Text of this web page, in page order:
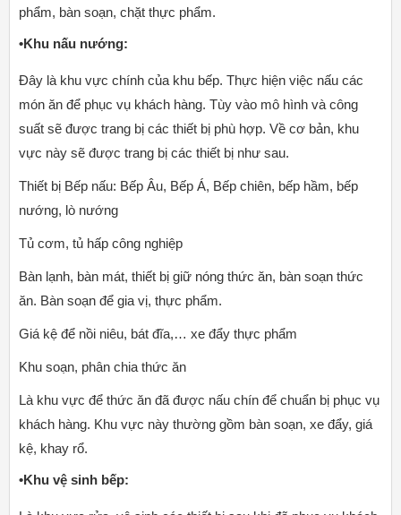
phẩm, bàn soạn, chặt thực phẩm.
•Khu nấu nướng:
Đây là khu vực chính của khu bếp. Thực hiện việc nấu các
món ăn để phục vụ khách hàng. Tùy vào mô hình và công
suất sẽ được trang bị các thiết bị phù hợp. Về cơ bản, khu
vực này sẽ được trang bị các thiết bị như sau.
Thiết bị Bếp nấu: Bếp Âu, Bếp Á, Bếp chiên, bếp hầm, bếp
nướng, lò nướng
Tủ cơm, tủ hấp công nghiệp
Bàn lạnh, bàn mát, thiết bị giữ nóng thức ăn, bàn soạn thức
ăn. Bàn soạn để gia vị, thực phẩm.
Giá kệ để nồi niêu, bát đĩa,… xe đẩy thực phẩm
Khu soạn, phân chia thức ăn
Là khu vực để thức ăn đã được nấu chín để chuẩn bị phục vụ
khách hàng. Khu vực này thường gồm bàn soạn, xe đẩy, giá
kệ, khay rổ.
•Khu vệ sinh bếp: